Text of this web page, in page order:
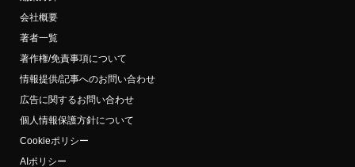
会社概要
著者一覧
著作権/免責事項について
情報提供/記事へのお問い合わせ
広告に関するお問い合わせ
個人情報保護方針について
Cookieポリシー
AIポリシー